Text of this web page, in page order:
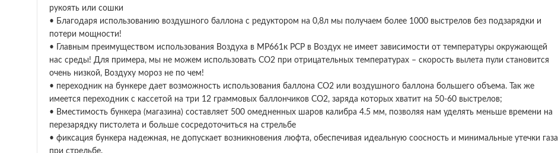
рукоять или сошки
• Благодаря использованию воздушного баллона с редуктором на 0,8л мы получаем более 1000 выстрелов без подзарядки и
потери мощности!
• Главным преимуществом использования Воздуха в МР661к PCP в Воздух не имеет зависимости от температуры окружающей
нас среды! Для примера, мы не можем использовать СО2 при отрицательных температурах – скорость вылета пули становится
очень низкой, Воздуху мороз не по чем!
• переходник на бункере дает возможность использования баллона СО2 или воздушного баллона большего объема. Так же
имеется переходник с кассетой на три 12 граммовых баллончиков СО2, заряда которых хватит на 50-60 выстрелов;
• Вместимость бункера (магазина) составляет 500 омедненных шаров калибра 4.5 мм, позволяя нам уделять меньше времени на
перезарядку пистолета и больше сосредоточиться на стрельбе
• фиксация бункера надежная, не допускает возникновения люфта, обеспечивая идеальную соосность и минимальные утечки газа
при стрельбе.